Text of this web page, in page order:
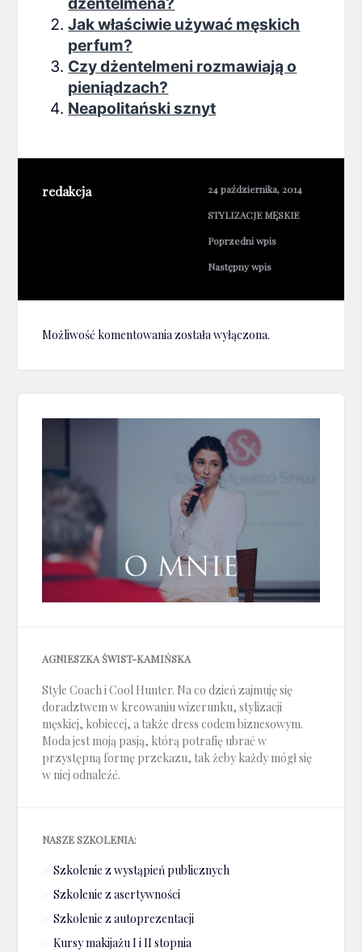
Jak właściwie używać męskich
perfum?
Czy dżentelmeni rozmawiają o
pieniądzach?
Neapolitański sznyt
redakcja
24 października, 2014
STYLIZACJE MĘSKIE
Poprzedni wpis
Następny wpis
Możliwość komentowania została wyłączona.
AGNIESZKA ŚWIST-KAMIŃSKA
Style Coach i Cool Hunter. Na co dzień zajmuję się
doradztwem w kreowaniu wizerunku, stylizacji
męskiej, kobiecej, a także dress codem biznesowym.
Moda jest moją pasją, którą potrafię ubrać w
przystępną formę przekazu, tak żeby każdy mógł się
w niej odnaleźć.
NASZE SZKOLENIA:
Szkolenie z wystąpień publicznych
Szkolenie z asertywności
Szkolenie z autoprezentacji
Kursy makijażu I i II stopnia